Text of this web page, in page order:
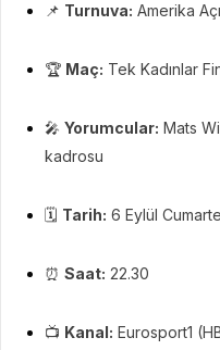
📌 Turnuva: Amerika
🏆 Maç: Tek Kadınlar
🎤 Yorumcular: Mats
kadrosu
🗓️ Tarih: 6 Eylül
⏰ Saat: 22.30
📺 Kanal: Eurosport1